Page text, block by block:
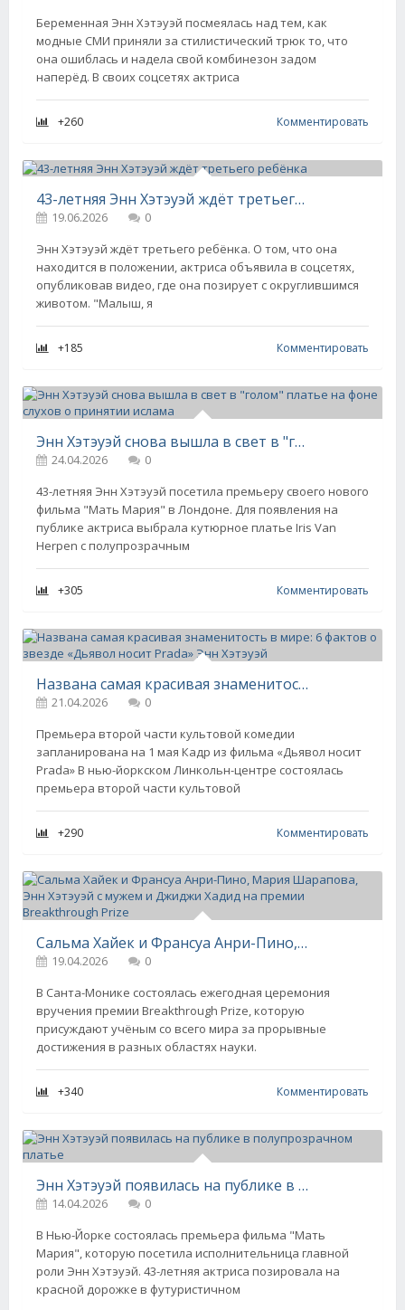
Беременная Энн Хэтэуэй посмеялась над тем, как
модные СМИ приняли за стилистический трюк то, что
она ошиблась и надела свой комбинезон задом
наперёд. В своих соцсетях актриса
+260 Комментировать
43-летняя Энн Хэтэуэй ждёт третьего ребёнка
19.06.2026
0
Энн Хэтэуэй ждёт третьего ребёнка. О том, что она
находится в положении, актриса объявила в соцсетях,
опубликовав видео, где она позирует с округлившимся
животом. "Малыш, я
+185 Комментировать
Энн Хэтэуэй снова вышла в свет в "голом" платье на фоне слухов о принятии ислама
24.04.2026
0
43-летняя Энн Хэтэуэй посетила премьеру своего нового
фильма "Мать Мария" в Лондоне. Для появления на
публике актриса выбрала кутюрное платье Iris Van
Herpen с полупрозрачным
+305 Комментировать
Названа самая красивая знаменитость в мире: 6 фактов о звезде «Дьявол носит Prada» Энн Хэтэуэй
21.04.2026
0
Премьера второй части культовой комедии
запланирована на 1 мая Кадр из фильма «Дьявол носит
Prada» В нью-йоркском Линкольн-центре состоялась
премьера второй части культовой
+290 Комментировать
Сальма Хайек и Франсуа Анри-Пино, Мария Шарапова, Энн Хэтэуэй с мужем и Джиджи Хадид на премии Breakthrough Prize
19.04.2026
0
В Санта-Монике состоялась ежегодная церемония
вручения премии Breakthrough Prize, которую
присуждают учёным со всего мира за прорывные
достижения в разных областях науки.
+340 Комментировать
Энн Хэтэуэй появилась на публике в полупрозрачном платье
14.04.2026
0
В Нью-Йорке состоялась премьера фильма "Мать
Мария", которую посетила исполнительница главной
роли Энн Хэтэуэй. 43-летняя актриса позировала на
красной дорожке в футуристичном